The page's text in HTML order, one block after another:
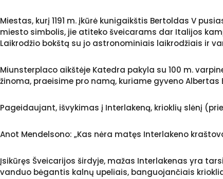
Miestas, kurį 1191 m. įkūrė kunigaikštis Bertoldas V
miesto simbolis, jie atiteko šveicarams dar Italijos
Laikrodžio bokštą su jo astronominiais laikrodžiais ir
Miunsterplaco aikštėje Katedra pakyla su 100 m.
žinoma, praeisime pro namą, kuriame gyveno Albertas
Pageidaujant, išvykimas į Interlakeną, krioklių slėnį
Anot Mendelsono: „Kas nėra matęs Interlakeno
Įsikūręs Šveicarijos širdyje, mažas Interlakenas yra
vanduo bėgantis kalnų upeliais, banguojančiais